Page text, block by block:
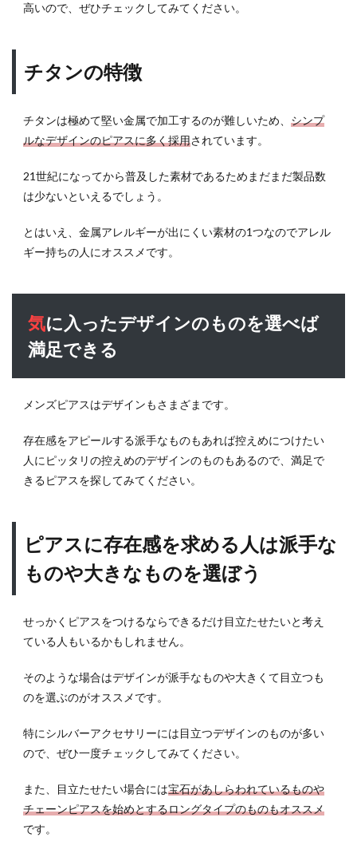
メブ
ック
CHROME
HEARTS(ク
ロムハーツ)
5.2
SYMPATHY
ンパシーオ
ブソウル)
6
ピア
つけ
紹介
6.1
ピア
つけ
6.2
片耳
だけ
合は
基本
左耳
につ
6.3
に複
ピア
高いので、ぜひチェックしてみてください。
チタンの特徴
チタンは極めて堅い金属で加工するのが難しいため、 シンプ
ルなデザインのピアスに多く採用されています。
21世紀になってから普及した素材であるためまだまだ製品数
は少ないといえるでしょう。
とはいえ、金属アレルギーが出にくい素材の1つなのでアレル
ギー持ちの人にオススメです。
気に入ったデザインのものを選べば
満足できる
メンズピアスはデザインもさまざまです。
存在感をアピールする派手なものもあれば控えめにつけたい
人にピッタリの控えめのデザインのものもあるので、満足で
きるピアスを探してみてください。
ピアスに存在感を求める人は派手な
ものや大きなものを選ぼう
せっかくピアスをつけるならできるだけ目立たせたいと考え
ている人もいるかもしれません。
そのような場合はデザインが派手なものや大きくて目立つも
のを選ぶのがオススメです。
特にシルバーアクセサリーには目立つデザインのものが多い
ので、ぜひ一度チェックしてみてください。
また、目立たせたい場合には宝石があしらわれているものや
チェーンピアスを始めとするロングタイプのものもオススメ
です。